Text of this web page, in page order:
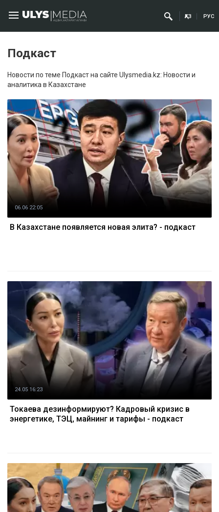
ҚАЗ РУС
Подкаст
Новости по теме Подкаст на сайте Ulysmedia.kz: Новости и
аналитика в Казахстане
06.06 22:05
В Казахстане появляется новая элита? - подкаст
24.05 16:23
Токаева дезинформируют? Кадровый кризис в
энергетике, ТЭЦ, майнинг и тарифы - подкаст